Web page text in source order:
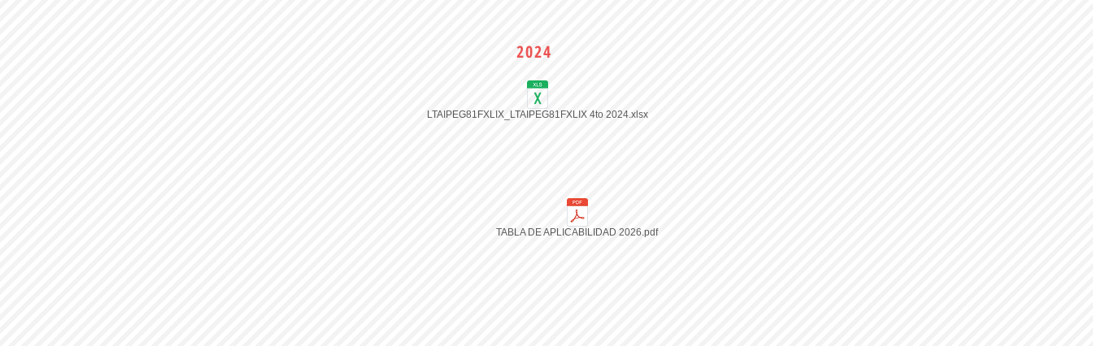
2024
LTAIPEG81FXLIX_LTAIPEG81FXLIX 4to 2024.xlsx
TABLA DE APLICABILIDAD 2026.pdf